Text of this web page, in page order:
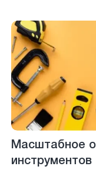
Масштабное
инструментов